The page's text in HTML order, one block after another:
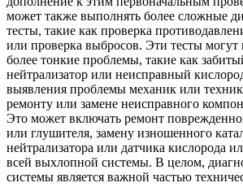
может также выполнять более сложные
тесты, такие как проверка
или проверка выбросов. Эти тесты могут
более тонкие проблемы, такие как
нейтрализатор или неисправный
выявления проблемы механик или
ремонту или замене неисправного
Это может включать ремонт
или глушителя, замену изношенного
нейтрализатора или датчика кислорода
всей выхлопной системы. В целом,
системы является важной частью